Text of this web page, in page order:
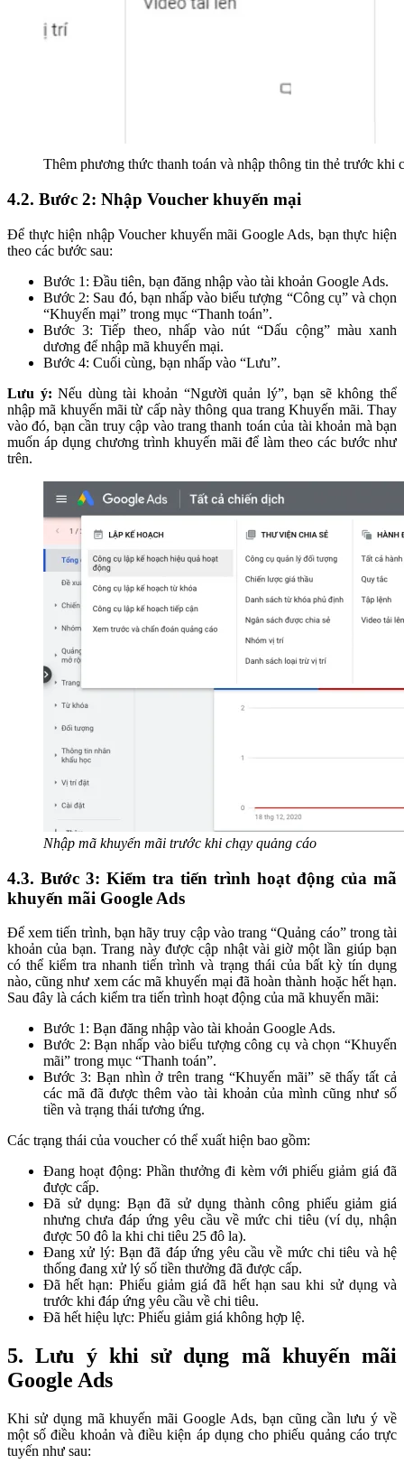
Thêm phương thức thanh toán và nhập thông tin thẻ trước khi
4.2. Bước 2: Nhập Voucher khuyến mại
Để thực hiện nhập Voucher khuyến mãi Google Ads, bạn thực hiện
theo các bước sau:
Bước 1: Đầu tiên, bạn đăng nhập vào tài khoản Google Ads.
Bước 2: Sau đó, bạn nhấp vào biểu tượng “Công cụ” và chọn
“Khuyến mại” trong mục “Thanh toán”.
Bước 3: Tiếp theo, nhấp vào nút “Dấu cộng” màu xanh
dương để nhập mã khuyến mại.
Bước 4: Cuối cùng, bạn nhấp vào “Lưu”.
Lưu ý: Nếu dùng tài khoản “Người quản lý”, bạn sẽ không thể
nhập mã khuyến mãi từ cấp này thông qua trang Khuyến mãi. Thay
vào đó, bạn cần truy cập vào trang thanh toán của tài khoản mà bạn
muốn áp dụng chương trình khuyến mãi để làm theo các bước như
trên.
Nhập mã khuyến mãi trước khi chạy quảng cáo
4.3. Bước 3: Kiểm tra tiến trình hoạt động của mã
khuyến mãi Google Ads
Để xem tiến trình, bạn hãy truy cập vào trang “Quảng cáo” trong tài
khoản của bạn. Trang này được cập nhật vài giờ một lần giúp bạn
có thể kiểm tra nhanh tiến trình và trạng thái của bất kỳ tín dụng
nào, cũng như xem các mã khuyến mại đã hoàn thành hoặc hết hạn.
Sau đây là cách kiểm tra tiến trình hoạt động của mã khuyến mãi:
Bước 1: Bạn đăng nhập vào tài khoản Google Ads.
Bước 2: Bạn nhấp vào biểu tượng công cụ và chọn “Khuyến
mãi” trong mục “Thanh toán”.
Bước 3: Bạn nhìn ở trên trang “Khuyến mãi” sẽ thấy tất cả
các mã đã được thêm vào tài khoản của mình cũng như số
tiền và trạng thái tương ứng.
Các trạng thái của voucher có thể xuất hiện bao gồm:
Đang hoạt động: Phần thưởng đi kèm với phiếu giảm giá đã
được cấp.
Đã sử dụng: Bạn đã sử dụng thành công phiếu giảm giá
nhưng chưa đáp ứng yêu cầu về mức chi tiêu (ví dụ, nhận
được 50 đô la khi chi tiêu 25 đô la).
Đang xử lý: Bạn đã đáp ứng yêu cầu về mức chi tiêu và hệ
thống đang xử lý số tiền thưởng đã được cấp.
Đã hết hạn: Phiếu giảm giá đã hết hạn sau khi sử dụng và
trước khi đáp ứng yêu cầu về chi tiêu.
Đã hết hiệu lực: Phiếu giảm giá không hợp lệ.
5. Lưu ý khi sử dụng mã khuyến mãi
Google Ads
Khi sử dụng mã khuyến mãi Google Ads, bạn cũng cần lưu ý về
một số điều khoản và điều kiện áp dụng cho phiếu quảng cáo trực
tuyến như sau: